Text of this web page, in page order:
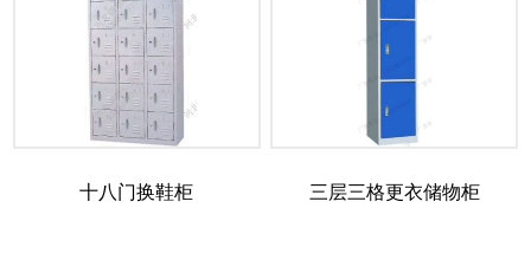
十八门换鞋柜 三层三格更衣储物柜